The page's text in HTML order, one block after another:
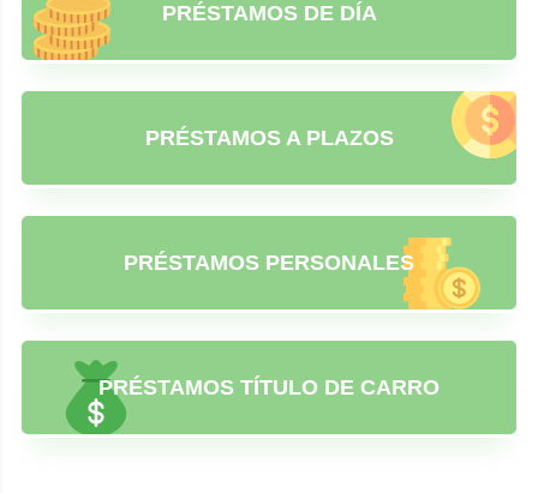
PRÉSTAMOS DE DÍA
PRÉSTAMOS A PLAZOS
PRÉSTAMOS PERSONALES
PRÉSTAMOS TÍTULO DE CARRO